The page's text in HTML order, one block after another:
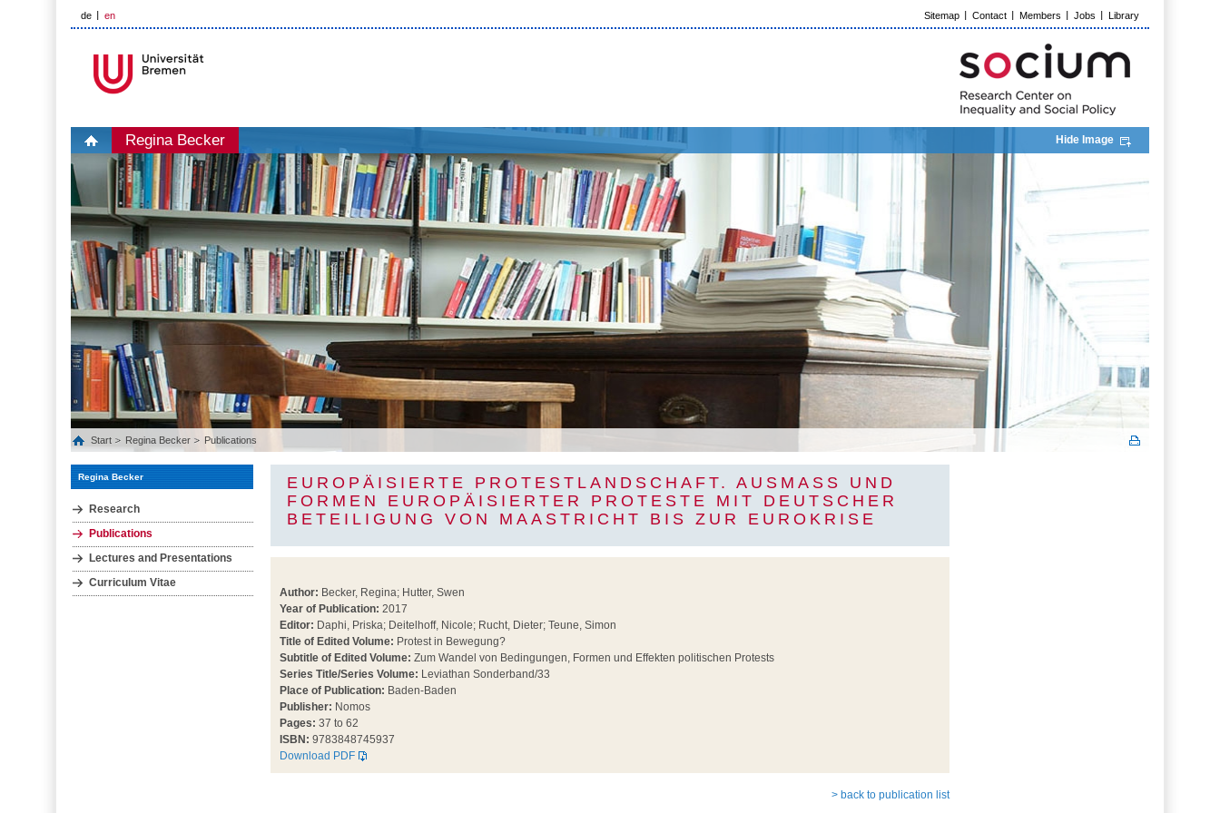
de en Sitemap Contact Members Jobs Library
Regina Becker Hide Image
Start Regina Becker Publications
Regina Becker
Research
Publications
Lectures and Presentations
Curriculum Vitae
EUROPÄISIERTE PROTESTLANDSCHAFT. AUSMASS UND F
ORMEN EUROPÄISIERTER PROTESTE MIT DEUTSCHER B
ETEILIGUNG VON MAASTRICHT BIS ZUR EUROKRISE
Author: Becker, Regina; Hutter, Swen
Year of Publication: 2017
Editor: Daphi, Priska; Deitelhoff, Nicole; Rucht, Dieter; Teune, Simon
Title of Edited Volume: Protest in Bewegung?
Subtitle of Edited Volume: Zum Wandel von Bedingungen, Formen und Effekten politischen Protests
Series Title/Series Volume: Leviathan Sonderband/33
Place of Publication: Baden-Baden
Publisher: Nomos
Pages: 37 to 62
ISBN: 9783848745937
Download PDF
> back to publication list